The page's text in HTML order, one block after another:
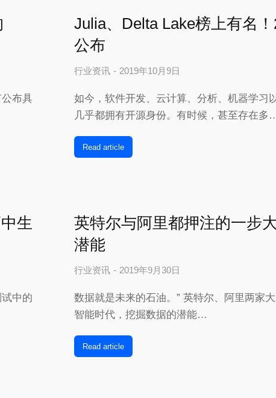
布具
Julia、Delta Lake榜上有名
公布
行业资讯 2019年10月9日
如今，软件开发、云计算、分析、机器学习
几乎都拥有开源身份。有时候，甚至存在多
Read article
生
中的
英特尔与阿里都押注的一步
潜能
行业资讯 2019年9月30日
数据就是未来的石油。” 英特尔、阿里两家
智能时代，挖掘数据的潜能…
Read article